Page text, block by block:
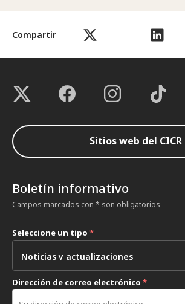
Compartir
Sitios web del CICR
Boletín informativo
Campos marcados con * son obligatorios
Seleccione un tipo *
Dirección de correo electrónico *